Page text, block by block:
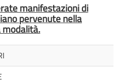
manifestazioni di
pervenute nella